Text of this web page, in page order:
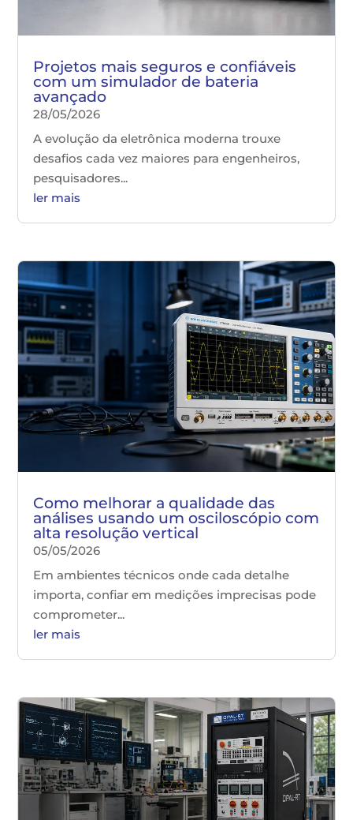
Projetos mais seguros e confiáveis
com um simulador de bateria
avançado
28/05/2026
A evolução da eletrônica moderna trouxe
desafios cada vez maiores para engenheiros,
pesquisadores...
ler mais
Como melhorar a qualidade das
análises usando um osciloscópio com
alta resolução vertical
05/05/2026
Em ambientes técnicos onde cada detalhe
importa, confiar em medições imprecisas pode
comprometer...
ler mais